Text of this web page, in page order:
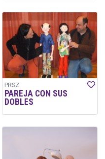
PRSZ
PAREJA CON SUS
DOBLES